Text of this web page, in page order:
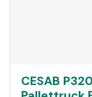
CESAB